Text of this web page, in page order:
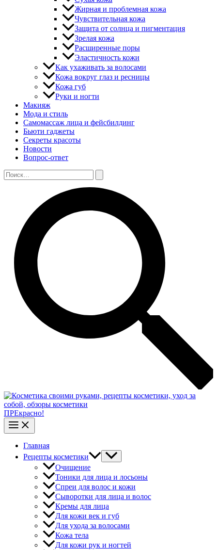
Жирная и проблемная кожа
Чувствительная кожа
Защита от солнца и пигментация
Зрелая кожа
Расширенные поры
Эластичность кожи
Как ухаживать за волосами
Кожа вокруг глаз и ресницы
Кожа губ
Руки и ногти
Макияж
Мода и стиль
Самомассаж лица и фейсбилдинг
Бьюти гаджеты
Секреты красоты
Новости
Вопрос-ответ
Поиск:
ПРЕкрасно!
Главная
Рецепты косметики
Очищение
Тоники для лица и лосьоны
Спреи для волос и кожи
Сыворотки для лица и волос
Кремы для лица
Для кожи век и губ
Для ухода за волосами
Кожа тела
Для кожи рук и ногтей